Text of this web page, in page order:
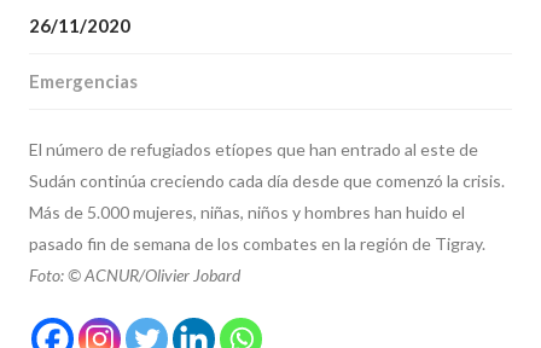
26/11/2020
Emergencias
El número de refugiados etíopes que han entrado al este de
Sudán continúa creciendo cada día desde que comenzó la crisis.
Más de 5.000 mujeres, niñas, niños y hombres han huido el
pasado fin de semana de los combates en la región de Tigray.
Foto: © ACNUR/Olivier Jobard